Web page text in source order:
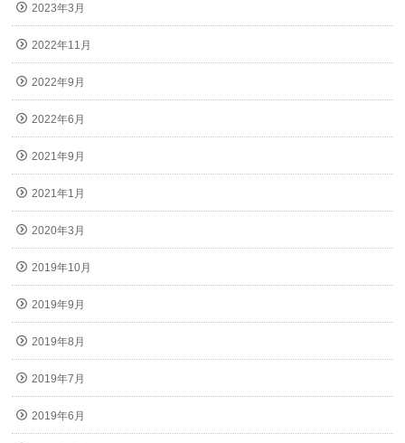
2023年3月
2022年11月
2022年9月
2022年6月
2021年9月
2021年1月
2020年3月
2019年10月
2019年9月
2019年8月
2019年7月
2019年6月